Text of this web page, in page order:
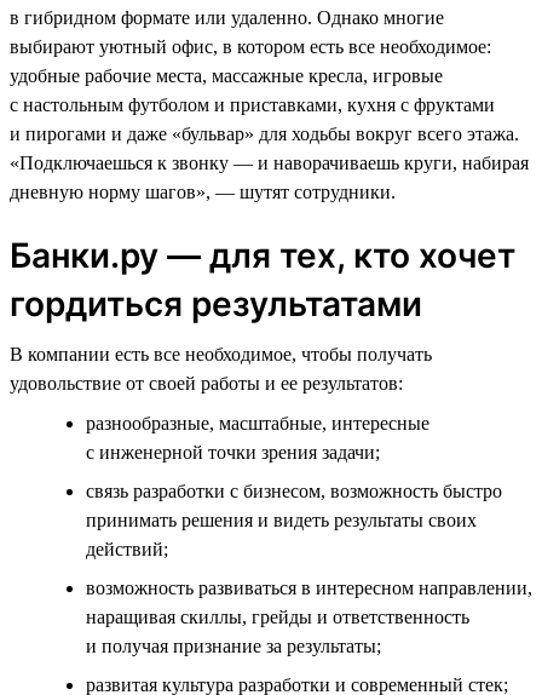
в гибридном формате или удаленно. Однако многие
выбирают уютный офис, в котором есть все необходимое:
удобные рабочие места, массажные кресла, игровые
с настольным футболом и приставками, кухня с фруктами
и пирогами и даже «бульвар» для ходьбы вокруг всего этажа.
«Подключаешься к звонку — и наворачиваешь круги, набирая
дневную норму шагов», — шутят сотрудники.
Банки.ру — для тех, кто хочет
гордиться результатами
В компании есть все необходимое, чтобы получать
удовольствие от своей работы и ее результатов:
разнообразные, масштабные, интересные
с инженерной точки зрения задачи;
связь разработки с бизнесом, возможность быстро
принимать решения и видеть результаты своих
действий;
возможность развиваться в интересном направлении,
наращивая скиллы, грейды и ответственность
и получая признание за результаты;
развитая культура разработки и современный стек;